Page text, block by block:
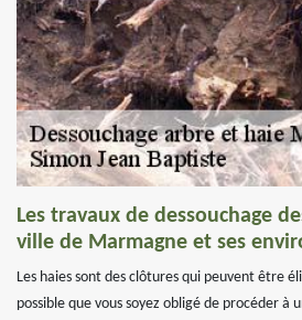
Les travaux de dessouchage
ville de Marmagne et ses
Les haies sont des clôtures qui peuvent être
possible que vous soyez obligé de procéder à